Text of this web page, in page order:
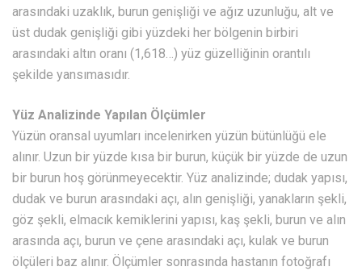
arasındaki uzaklık, burun genişliği ve ağız uzunluğu, alt ve
üst dudak genişliği gibi yüzdeki her bölgenin birbiri
arasındaki altın oranı (1,618…) yüz güzelliğinin orantılı
şekilde yansımasıdır.
Yüz Analizinde Yapılan Ölçümler
Yüzün oransal uyumları incelenirken yüzün bütünlüğü ele
alınır. Uzun bir yüzde kısa bir burun, küçük bir yüzde de uzun
bir burun hoş görünmeyecektir. Yüz analizinde; dudak yapısı,
dudak ve burun arasındaki açı, alın genişliği, yanakların şekli,
göz şekli, elmacık kemiklerini yapısı, kaş şekli, burun ve alın
arasında açı, burun ve çene arasındaki açı, kulak ve burun
ölçüleri baz alınır. Ölçümler sonrasında hastanın fotoğrafı